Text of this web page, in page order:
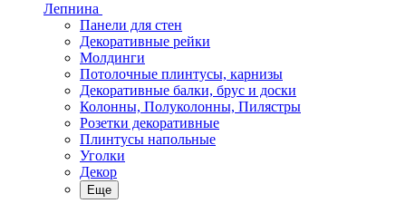
Лепнина
Панели для стен
Декоративные рейки
Молдинги
Потолочные плинтусы, карнизы
Декоративные балки, брус и доски
Колонны, Полуколонны, Пилястры
Розетки декоративные
Плинтусы напольные
Уголки
Декор
Еще